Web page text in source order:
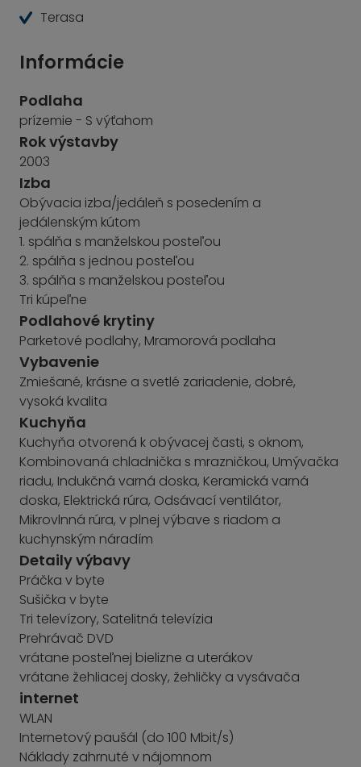
Terasa
Informácie
Podlaha
prízemie - S výťahom
Rok výstavby
2003
Izba
Obývacia izba/jedáleň s posedením a
jedálenským kútom
1. spálňa s manželskou posteľou
2. spálňa s jednou posteľou
3. spálňa s manželskou posteľou
Tri kúpeľne
Podlahové krytiny
Parketové podlahy, Mramorová podlaha
Vybavenie
Zmiešané, krásne a svetlé zariadenie, dobré,
vysoká kvalita
Kuchyňa
Kuchyňa otvorená k obývacej časti, s oknom,
Kombinovaná chladnička s mrazničkou, Umývačka
riadu, Indukčná varná doska, Keramická varná
doska, Elektrická rúra, Odsávací ventilátor,
Mikrovlnná rúra, v plnej výbave s riadom a
kuchynským náradím
Detaily výbavy
Práčka v byte
Sušička v byte
Tri televízory, Satelitná televízia
Prehrávač DVD
vrátane posteľnej bielizne a uterákov
vrátane žehliacej dosky, žehličky a vysávača
internet
WLAN
Internetový paušál (do 100 Mbit/s)
Náklady zahrnuté v nájomnom